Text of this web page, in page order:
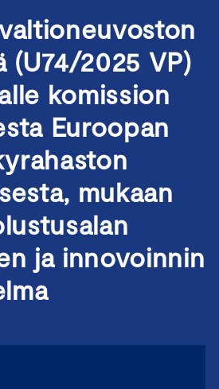
(U74/2025 VP)
komission
Euroopan
mukaan
ja innovoinnin